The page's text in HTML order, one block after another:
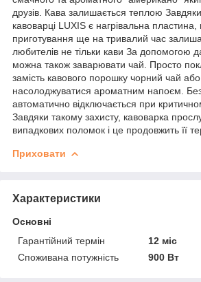
друзів. Кава залишається теплою
кавоварці LUXIS є нагрівальна пластина,
приготування ще на тривалий час
любителів не тільки кави За допомогою
можна також заварювати чай. Просто
замість кавового порошку чорний чай
насолоджуватися ароматним напоєм.
автоматично відключається при
Завдяки такому захисту, кавоварка
випадкових поломок і це продовжить її
Приховати
Характеристики
Основні
Гарантійний термін
12 міс
Споживана потужність
900 Вт